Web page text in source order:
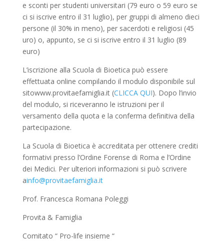
e sconti per studenti universitari (79 euro o 59 euro se
ci si iscrive entro il 31 luglio), per gruppi di almeno dieci
persone (il 30% in meno), per sacerdoti e religiosi (45
uro) o, appunto, se ci si iscrive entro il 31 luglio (89
euro)
L’iscrizione alla Scuola di Bioetica può essere
effettuata online compilando il modulo disponibile sul
sitowww.provitaefamiglia.it(CLICCA QUI). Dopo l’invio
del modulo, si riceveranno le istruzioni per il
versamento della quota e la conferma definitiva della
partecipazione.
La Scuola di Bioetica è accreditata per ottenere crediti
formativi presso l’Ordine Forense di Roma e l’Ordine
dei Medici. Per ulteriori informazioni si può scrivere
ainfo@provitaefamiglia.it
Prof. Francesca Romana Poleggi
Provita & Famiglia
Comitato “ Pro-life insieme “